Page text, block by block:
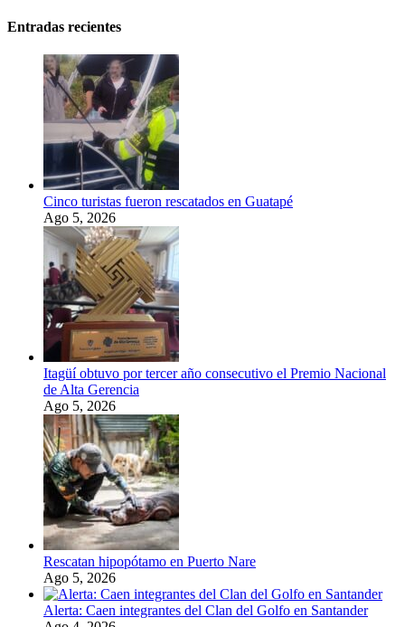
Entradas recientes
Cinco turistas fueron rescatados en Guatapé
Ago 5, 2026
Itagüí obtuvo por tercer año consecutivo el Premio Nacional
de Alta Gerencia
Ago 5, 2026
Rescatan hipopótamo en Puerto Nare
Ago 5, 2026
Alerta: Caen integrantes del Clan del Golfo en Santander